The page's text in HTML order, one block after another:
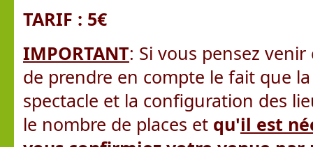
TARIF : 5€
IMPORTANT: Si vous pensez
de prendre en compte le fait que
spectacle et la configuration des
le nombre de places et qu'il est